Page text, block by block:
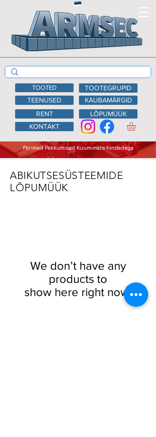
TEENUSED
KAUBAMÄRGID
RENT
LÕPUMÜÜK
KONTAKT
Parimad Pakkumised Kuumimate hindadega
TOOTED TOOTEGRUPID
ABIKUTSESÜSTEEMIDE
LÕPUMÜÜK
We don’t have any
products to
show here right now.